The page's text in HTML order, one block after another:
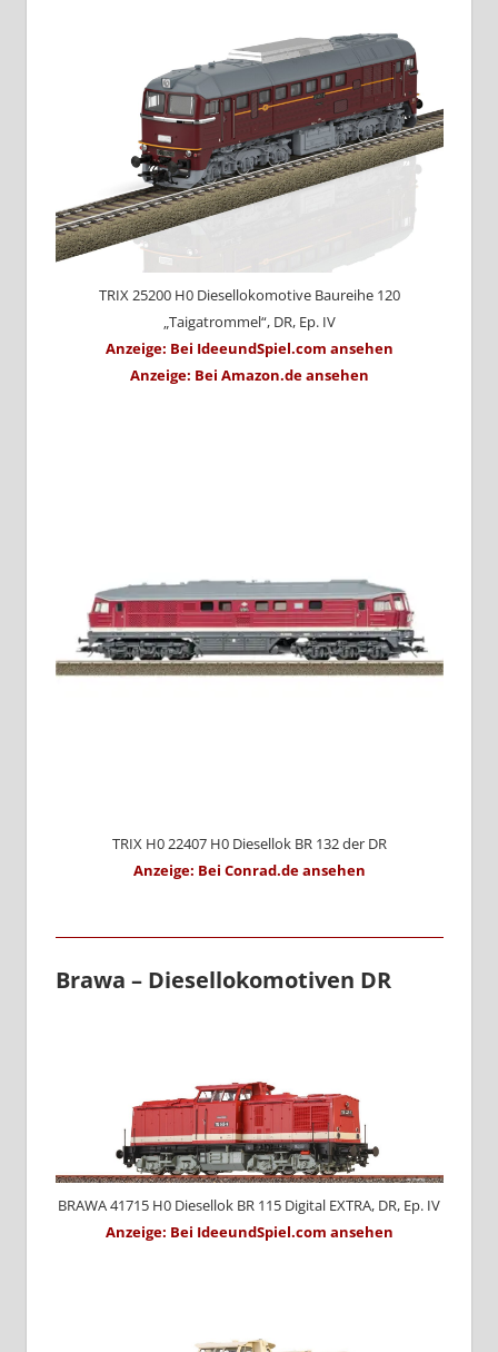
TRIX 25200 H0 Diesellokomotive Baureihe 120
„Taigatrommel“, DR, Ep. IV
Anzeige: Bei IdeeundSpiel.com ansehen
Anzeige: Bei Amazon.de ansehen
TRIX H0 22407 H0 Diesellok BR 132 der DR
Anzeige: Bei Conrad.de ansehen
Brawa – Diesellokomotiven DR
BRAWA 41715 H0 Diesellok BR 115 Digital EXTRA, DR, Ep. IV
Anzeige: Bei IdeeundSpiel.com ansehen